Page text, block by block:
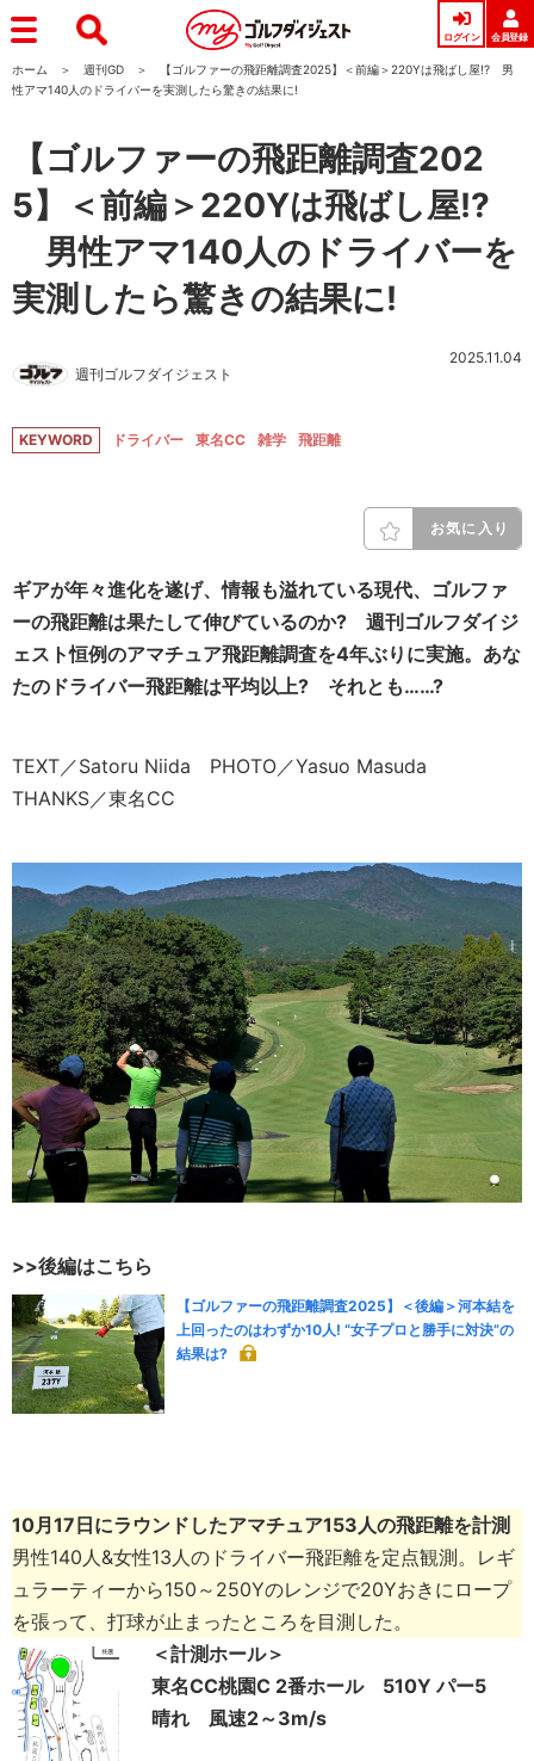
ログイン 会員登録
ホーム 週刊GD
【ゴルファーの飛距離調査2025】＜前編＞220Yは飛ばし屋!? 男
性アマ140人のドライバーを実測したら驚きの結果に!
【ゴルファーの飛距離調査202
5】＜前編＞220Yは飛ばし屋!?
男性アマ140人のドライバーを
実測したら驚きの結果に!
週刊ゴルフダイジェスト
2025.11.04
KEYWORD ドライバー 東名CC 雑学 飛距離
お気に入り
ギアが年々進化を遂げ、情報も溢れている現代、ゴルファ
ーの飛距離は果たして伸びているのか? 週刊ゴルフダイジ
ェスト恒例のアマチュア飛距離調査を4年ぶりに実施。あな
たのドライバー飛距離は平均以上? それとも……?
TEXT／Satoru Niida PHOTO／Yasuo Masuda
THANKS／東名CC
>>後編はこちら
【ゴルファーの飛距離調査2025】＜後編＞河本結を
上回ったのはわずか10人! “女子プロと勝手に対決”の
結果は?
10月17日にラウンドしたアマチュア153人の飛距離を計測
男性140人&女性13人のドライバー飛距離を定点観測。レギ
ュラーティーから150～250Yのレンジで20Yおきにロープ
を張って、打球が止まったところを目測した。
＜計測ホール＞
東名CC桃園C 2番ホール 510Y パー5
晴れ 風速2～3m/s